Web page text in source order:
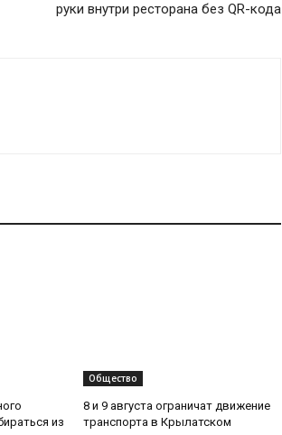
руки внутри ресторана без QR-кода
из
Общество
8 и 9 августа ограничат движение
транспорта в Крылатском